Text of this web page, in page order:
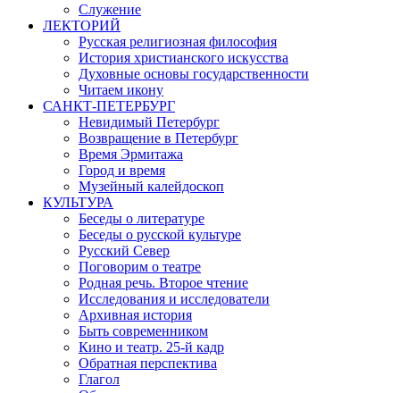
Служение
ЛЕКТОРИЙ
Русская религиозная философия
История христианского искусства
Духовные основы государственности
Читаем икону
САНКТ-ПЕТЕРБУРГ
Невидимый Петербург
Возвращение в Петербург
Время Эрмитажа
Город и время
Музейный калейдоскоп
КУЛЬТУРА
Беседы о литературе
Беседы о русской культуре
Русский Север
Поговорим о театре
Родная речь. Второе чтение
Исследования и исследователи
Архивная история
Быть современником
Кино и театр. 25-й кадр
Обратная перспектива
Глагол